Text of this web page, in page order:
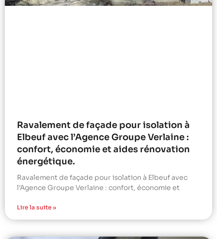
Ravalement de façade pour isolation à
Elbeuf avec l’Agence Groupe Verlaine :
confort, économie et aides rénovation
énergétique.
Ravalement de façade pour isolation à Elbeuf avec
l’Agence Groupe Verlaine : confort, économie et
Lire la suite »